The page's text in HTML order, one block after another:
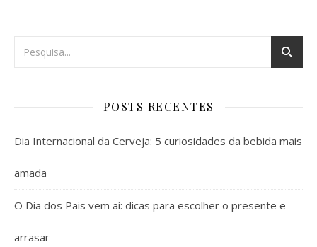
POSTS RECENTES
Dia Internacional da Cerveja: 5 curiosidades da bebida mais
amada
O Dia dos Pais vem aí: dicas para escolher o presente e
arrasar